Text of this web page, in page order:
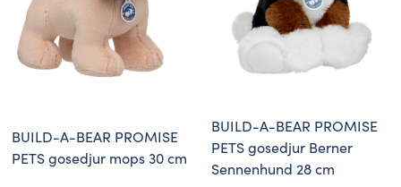
BUILD-A-BEAR PROMISE
PETS gosedjur mops 30 cm
BUILD-A-BEAR PROMISE
PETS gosedjur Berner
Sennenhund 28 cm